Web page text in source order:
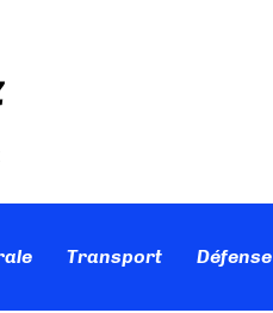
Transport Défense